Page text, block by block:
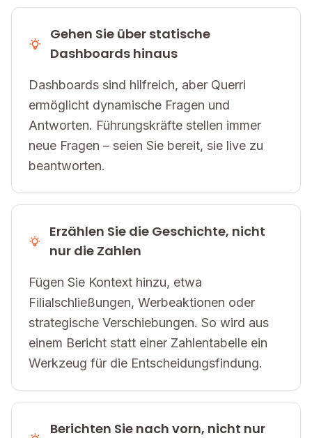
Gehen Sie über statische
Dashboards hinaus
Dashboards sind hilfreich, aber Querri
ermöglicht dynamische Fragen und
Antworten. Führungskräfte stellen immer
neue Fragen – seien Sie bereit, sie live zu
beantworten.
Erzählen Sie die Geschichte, nicht
nur die Zahlen
Fügen Sie Kontext hinzu, etwa
Filialschließungen, Werbeaktionen oder
strategische Verschiebungen. So wird aus
einem Bericht statt einer Zahlentabelle ein
Werkzeug für die Entscheidungsfindung.
Berichten Sie nach vorn, nicht nur